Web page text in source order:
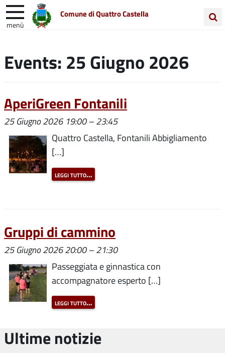
Comune di Quattro Castella
menù
sito
Unione Colline Matildiche
Events: 25 Giugno 2026
AperiGreen Fontanili
25 Giugno 2026 19:00– 23:45
Quattro Castella, Fontanili Abbigliamento
[…]
leggi tutto…
Gruppi di cammino
25 Giugno 2026 20:00– 21:30
Passeggiata e ginnastica con
accompagnatore esperto […]
leggi tutto…
Ultime notizie